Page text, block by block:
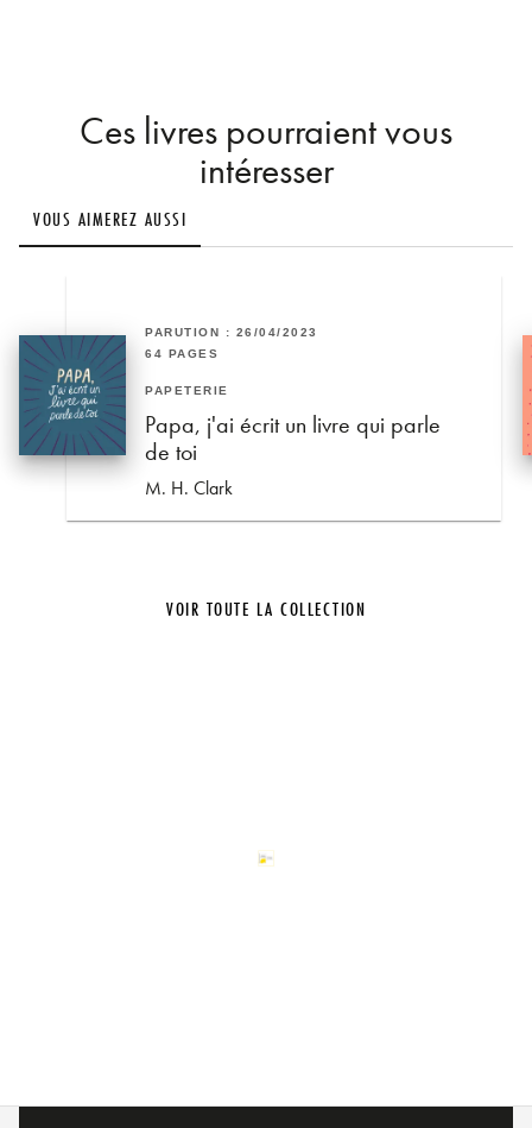
Ces livres pourraient vous
intéresser
VOUS AIMEREZ AUSSI
PARUTION : 26/04/2023
64 PAGES
PAPETERIE
Papa, j'ai écrit un livre qui parle
de toi
M. H. Clark
VOIR TOUTE LA COLLECTION